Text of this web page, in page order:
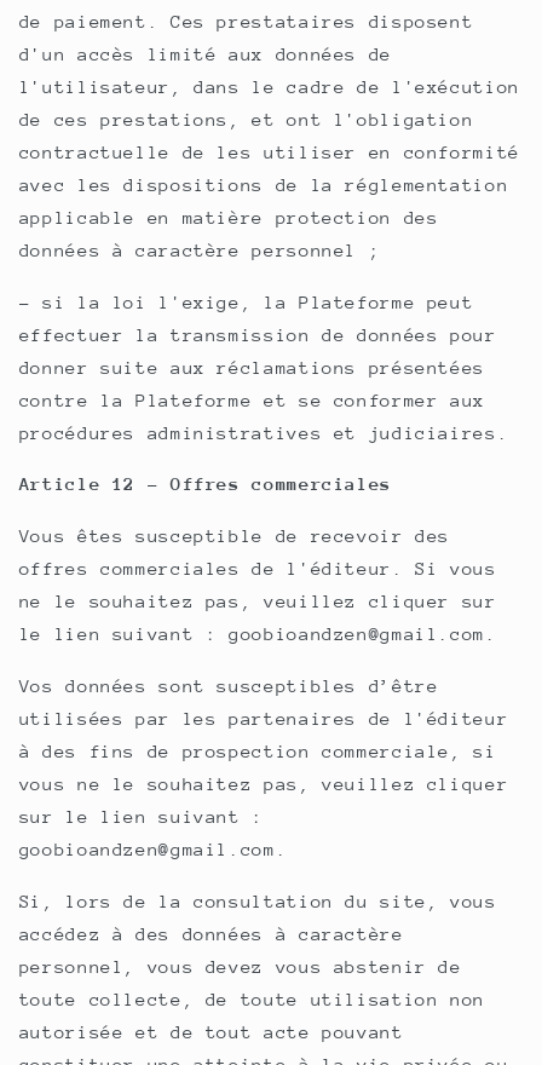
de paiement. Ces prestataires disposent
d'un accès limité aux données de
l'utilisateur, dans le cadre de l'exécution
de ces prestations, et ont l'obligation
contractuelle de les utiliser en conformité
avec les dispositions de la réglementation
applicable en matière protection des
données à caractère personnel ;
- si la loi l'exige, la Plateforme peut
effectuer la transmission de données pour
donner suite aux réclamations présentées
contre la Plateforme et se conformer aux
procédures administratives et judiciaires.
Article 12 - Offres commerciales
Vous êtes susceptible de recevoir des
offres commerciales de l'éditeur. Si vous
ne le souhaitez pas, veuillez cliquer sur
le lien suivant : goobioandzen@gmail.com.
Vos données sont susceptibles d’être
utilisées par les partenaires de l'éditeur
à des fins de prospection commerciale, si
vous ne le souhaitez pas, veuillez cliquer
sur le lien suivant :
goobioandzen@gmail.com.
Si, lors de la consultation du site, vous
accédez à des données à caractère
personnel, vous devez vous abstenir de
toute collecte, de toute utilisation non
autorisée et de tout acte pouvant